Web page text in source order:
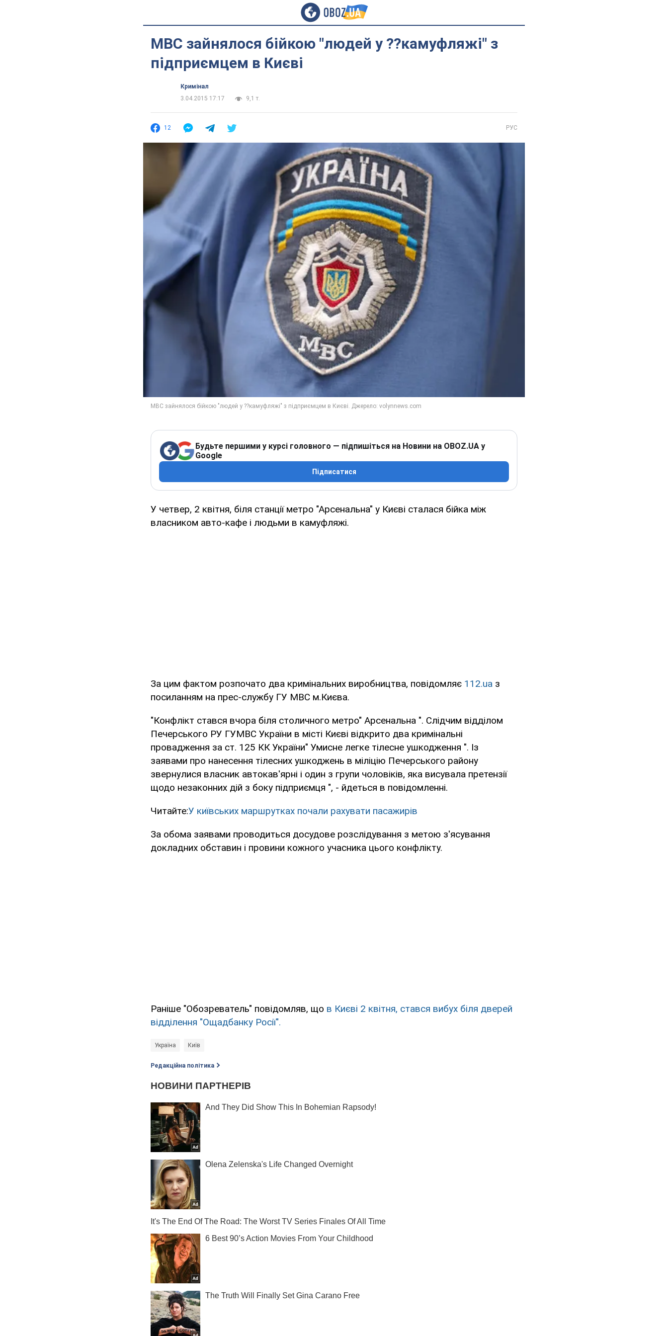
МВС зайнялося бійкою "людей у ??камуфляжі" з
підприємцем в Києві
Кримінал
3.04.2015 17:17
9,1 т.
12 РУС
Будьте першими у курсі головного — підпишіться на Новини на OBOZ.UA у
Google
Підписатися
У четвер, 2 квітня, біля станції метро "Арсенальна" у Києві сталася бійка між
власником авто-кафе і людьми в камуфляжі.
За цим фактом розпочато два кримінальних виробництва, повідомляє 112.ua з
посиланням на прес-службу ГУ МВС м.Києва.
"Конфлікт стався вчора біля столичного метро" Арсенальна ". Слідчим відділом
Печерського РУ ГУМВС України в місті Києві відкрито два кримінальні
провадження за ст. 125 КК України" Умисне легке тілесне ушкодження ". Із
заявами про нанесення тілесних ушкоджень в міліцію Печерського району
звернулися власник автокав'ярні і один з групи чоловіків, яка висувала претензії
щодо незаконних дій з боку підприємця ", - йдеться в повідомленні.
Читайте:У київських маршрутках почали рахувати пасажирів
За обома заявами проводиться досудове розслідування з метою з'ясування
докладних обставин і провини кожного учасника цього конфлікту.
Раніше "Обозреватель" повідомляв, що в Києві 2 квітня, стався вибух біля дверей
відділення "Ощадбанку Росії".
Україна Київ
Редакційна політика